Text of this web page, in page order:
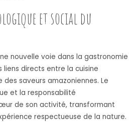
et social du
nouvelle voie dans la gastronomie
directs entre la cuisine
saveurs amazoniennes. Le
et la responsabilité
de son activité, transformant
respectueuse de la nature.